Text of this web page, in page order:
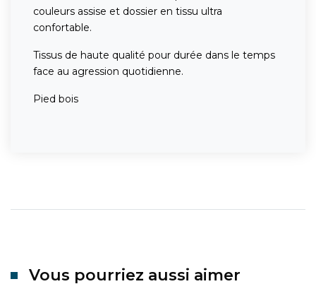
couleurs assise et dossier en tissu ultra
confortable.
Tissus de haute qualité pour durée dans le temps
face au agression quotidienne.
Pied bois
Vous pourriez aussi aimer